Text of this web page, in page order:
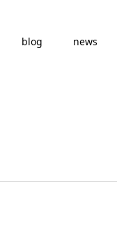
blog news